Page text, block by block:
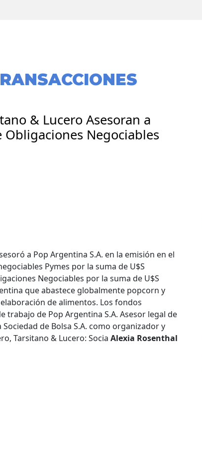
& Lucero Asesoran a
Negociables
a Pop Argentina S.A. en la emisión en el
Pymes por la suma de U$S
Negociables por la suma de U$S
que abastece globalmente popcorn y
de alimentos. Los fondos
de Pop Argentina S.A. Asesor legal de
de Bolsa S.A. como organizador y
Tarsitano & Lucero: Socia Alexia Rosenthal